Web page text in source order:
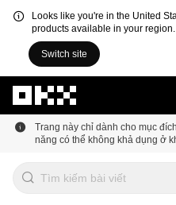
Looks like you're in the United
products available in your region.
Switch site
Trang này chỉ dành cho mục
năng có thể không khả dụng ở